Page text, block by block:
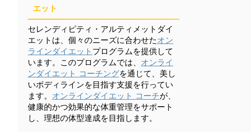
エット
セレンディピティ・アルティメットダイ
エットは、個々のニーズに合わせたオン
ラインダイエット プログラムを提供して
います。このプログラムでは、 オンライ
ンダイエット コーチングを通じて、美し
いボディラインを目指す支援を行ってい
ます。 オンラインダイエット コーチが、
健康的かつ効果的な体重管理をサポート
し、理想の体型達成を目指します。